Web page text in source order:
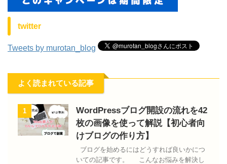
twitter
Tweets by murotan_blog
よく読まれている記事
1
WordPressブログ開設の流れを42
枚の画像を使って解説【初心者向
けブログの作り方】
ブログを始めるにはどうすれば良いかにつ
いての記事です。 こんなお悩みを解決し